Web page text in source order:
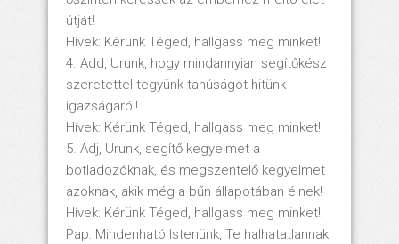
útját!
Hívek: Kérünk Téged, hallgass meg minket!
4. Add, Urunk, hogy mindannyian segítőkész
szeretettel tegyünk tanúságot hitünk
igazságáról!
Hívek: Kérünk Téged, hallgass meg minket!
5. Adj, Urunk, segítő kegyelmet a
botladozóknak, és megszentelő kegyelmet
azoknak, akik még a bűn állapotában élnek!
Hívek: Kérünk Téged, hallgass meg minket!
Pap: Mindenható Istenünk, Te halhatatlannak